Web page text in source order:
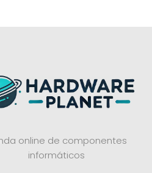
online de componentes
informáticos